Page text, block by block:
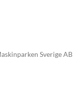
Sverige AB